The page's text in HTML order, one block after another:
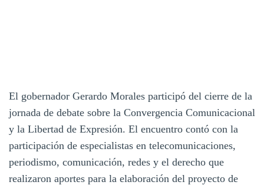
El gobernador Gerardo Morales participó del cierre de la
jornada de debate sobre la Convergencia Comunicacional
y la Libertad de Expresión. El encuentro contó con la
participación de especialistas en telecomunicaciones,
periodismo, comunicación, redes y el derecho que
realizaron aportes para la elaboración del proyecto de